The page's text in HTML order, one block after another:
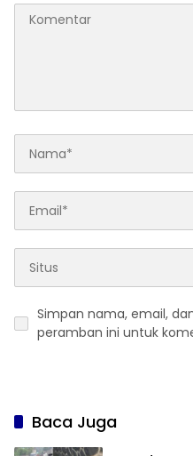
Simpan nama, email,
peramban ini untuk
Baca Juga